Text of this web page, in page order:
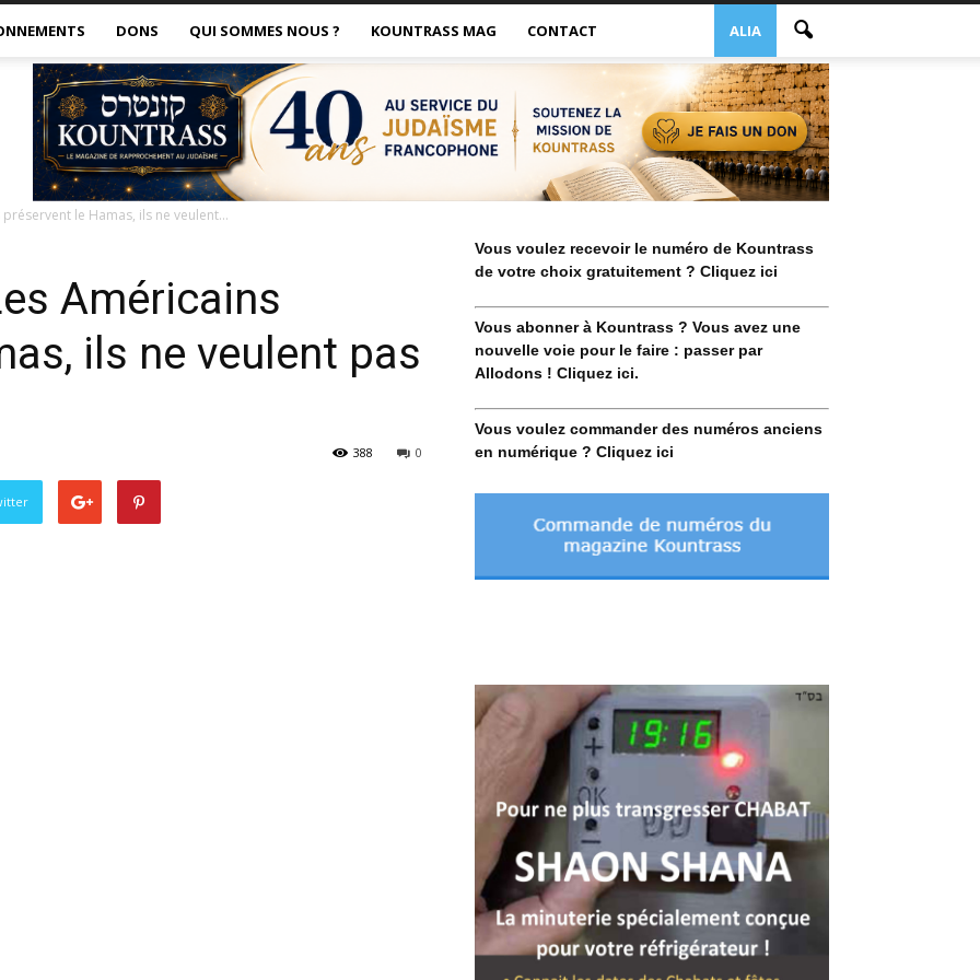
DONS ALIA
QUI SOMMES NOUS ? KOUNTRASS MAG CONTACT
le Hamas, ils ne veulent...
Américains
ils ne veulent pas
0
388
Vous voulez recevoir le numéro de Kountrass
de votre choix gratuitement ? Cliquez ici
Vous abonner à Kountrass ? Vous avez une
nouvelle voie pour le faire : passer par
Allodons ! Cliquez ici.
Vous voulez commander des numéros anciens
en numérique ? Cliquez ici